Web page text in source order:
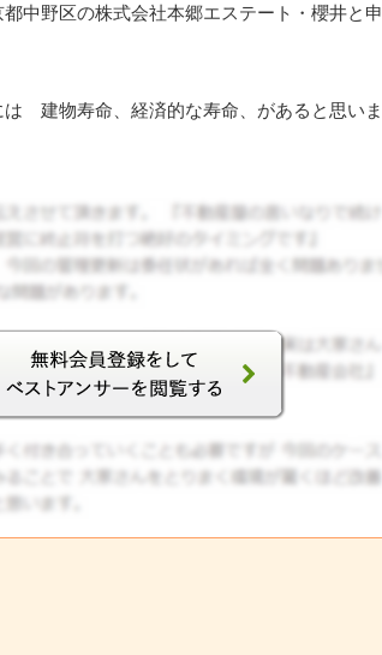
中野区の株式会社本郷エステート・櫻井と申
は 建物寿命、経済的な寿命、があると思いま